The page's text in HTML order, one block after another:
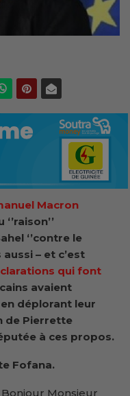
Macron
‘’contre le
– et c’est
qui font
avaient
en déplorant leur
de Pierrette
à ces propos.
Fofana.
Bonjour Monsieur